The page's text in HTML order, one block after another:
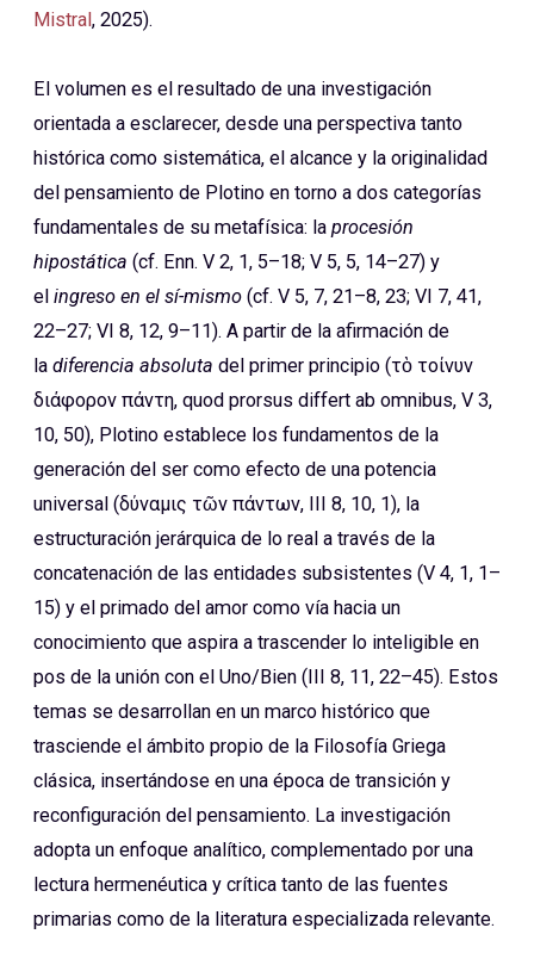
Mistral , 2025).
El volumen es el resultado de una investigación
orientada a esclarecer, desde una perspectiva tanto
histórica como sistemática, el alcance y la originalidad
del pensamiento de Plotino en torno a dos categorías
fundamentales de su metafísica: la procesión
hipostática (cf. Enn. V 2, 1, 5–18; V 5, 5, 14–27) y
el ingreso en el sí-mismo (cf. V 5, 7, 21–8, 23; VI 7, 41,
22–27; VI 8, 12, 9–11). A partir de la afirmación de
la diferencia absoluta del primer principio (τὸ τοίνυν
διάφορον πάντη, quod prorsus differt ab omnibus, V 3,
10, 50), Plotino establece los fundamentos de la
generación del ser como efecto de una potencia
universal (δύναμις τῶν πάντων, III 8, 10, 1), la
estructuración jerárquica de lo real a través de la
concatenación de las entidades subsistentes (V 4, 1, 1–
15) y el primado del amor como vía hacia un
conocimiento que aspira a trascender lo inteligible en
pos de la unión con el Uno/Bien (III 8, 11, 22–45). Estos
temas se desarrollan en un marco histórico que
trasciende el ámbito propio de la Filosofía Griega
clásica, insertándose en una época de transición y
reconfiguración del pensamiento. La investigación
adopta un enfoque analítico, complementado por una
lectura hermenéutica y crítica tanto de las fuentes
primarias como de la literatura especializada relevante.